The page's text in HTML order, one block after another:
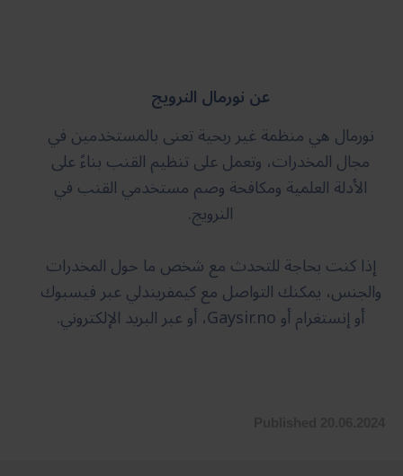
عن نورمال النرويج
نورمال هي منظمة غير ربحية تعنى بالمستخدمين في
مجال المخدرات، وتعمل على تنظيم القنب بناءً على
الأدلة العلمية ومكافحة وصم مستخدمي القنب في
النرويج.
إذا كنت بحاجة للتحدث مع شخص ما حول المخدرات
والجنس، يمكنك التواصل مع كيمفريندلي عبر فيسبوك
أو إنستغرام أو Gaysir.no، أو عبر البريد الإلكتروني.